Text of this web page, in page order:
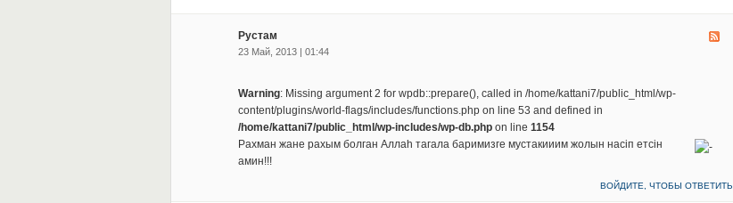
Рустам
23 Май, 2013 | 01:44
Warning: Missing argument 2 for wpdb::prepare(), called in /home/kattani7/public_html/wp-
content/plugins/world-flags/includes/functions.php on line 53 and defined in
/home/kattani7/public_html/wp-includes/wp-db.phpon line 1154
Рахман жане рахым болган Аллаh тагала баримизге мустакииим жолын насiп етсiн
амин!!!
ВОЙДИТЕ, ЧТОБЫ ОТВЕТИТЬ